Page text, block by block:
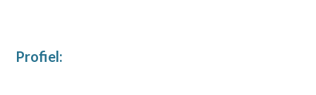
Profiel:
Harderwijk